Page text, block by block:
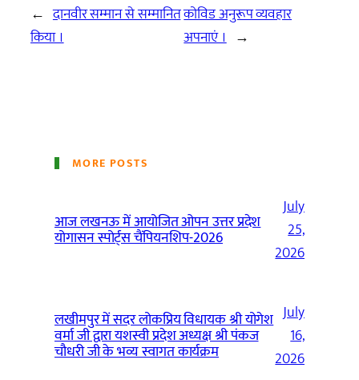
← दानवीर सम्मान से सम्मानित
किया ।
कोविड अनुरूप व्यवहार
अपनाएं । →
MORE POSTS
आज लखनऊ में आयोजित ओपन उत्तर प्रदेश
योगासन स्पोर्ट्स चैंपियनशिप-2026
July
25,
2026
लखीमपुर में सदर लोकप्रिय विधायक श्री योगेश
वर्मा जी द्वारा यशस्वी प्रदेश अध्यक्ष श्री पंकज
चौधरी जी के भव्य स्वागत कार्यक्रम
July
16,
2026